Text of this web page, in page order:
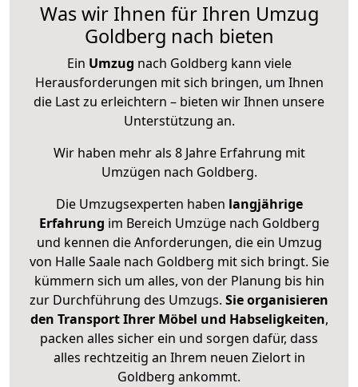
Was wir Ihnen für Ihren Umzug
Goldberg nach bieten
Ein Umzug nach Goldberg kann viele
Herausforderungen mit sich bringen, um Ihnen
die Last zu erleichtern – bieten wir Ihnen unsere
Unterstützung an.
Wir haben mehr als 8 Jahre Erfahrung mit
Umzügen nach Goldberg.
Die Umzugsexperten haben langjährige
Erfahrung im Bereich Umzüge nach Goldberg
und kennen die Anforderungen, die ein Umzug
von Halle Saale nach Goldberg mit sich bringt. Sie
kümmern sich um alles, von der Planung bis hin
zur Durchführung des Umzugs. Sie organisieren
den Transport Ihrer Möbel und Habseligkeiten,
packen alles sicher ein und sorgen dafür, dass
alles rechtzeitig an Ihrem neuen Zielort in
Goldberg ankommt.